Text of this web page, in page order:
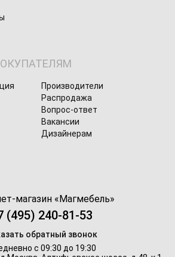
Производители
Распродажа
Вопрос-ответ
Вакансии
Дизайнерам
магазин «Магмебель»
(495) 240-81-53
обратный звонок
с 09:30 до 19:30